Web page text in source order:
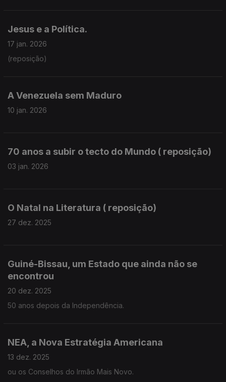
Jesus e a Política.
17 jan. 2026
(reposição)
A Venezuela sem Maduro
10 jan. 2026
70 anos a subir o tecto do Mundo ( reposição)
03 jan. 2026
O Natal na Literatura ( reposição)
27 dez. 2025
Guiné-Bissau, um Estado que ainda não se
encontrou
20 dez. 2025
50 anos depois da Independência.
NEA, a Nova Estratégia Americana
13 dez. 2025
ou os Conselhos do Irmão Mais Novo.